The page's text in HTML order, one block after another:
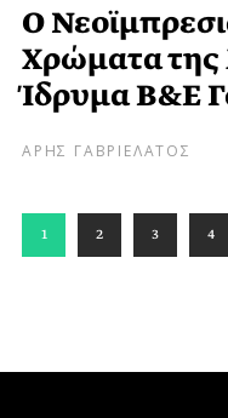
Ο
Χρώματα της
Ίδρυμα Β&Ε
ΑΡΗΣ ΓΑΒΡΙΕΛΑΤΟΣ
1 2 3 4